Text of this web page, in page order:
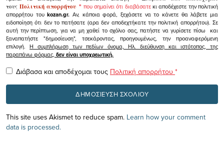
τουςΠολιτική απορρήτου" που σημαίνει ότι διαβάσατεκι αποδέχεστε την πολιτική
απορρήτου τουkozan.gr. Αν, κάποια φορά, ξεχάσετε να το κάνετε θα λάβετε μια
ειδοποίηση ότι δεν το πατήσατε (αρα δεν αποδεχτήκατε την πολιτική απορρήτου). Σε
αυτή την περίπτωση, για να μη χαθεί το σχόλιο σας, πατήστε να γυρίσετε πίσω και
ξαναπατήστε "δημοσίευση", τσεκάροντας, προηγουμένως, την προαναφερόμενη
επιλογή.Η συμπλήρωση των πεδίων όνομα, Ηλ. διεύθυνση και ιστότοπος, της
παραπάνω φόρμας, δεν είναι υποχρεωτική.
Διάβασα και αποδέχομαι τους Πολιτική απορρήτου *
This site uses Akismet to reduce spam. Learn how your comment
data is processed.